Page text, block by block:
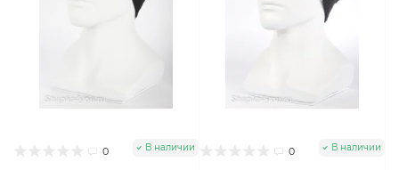
0 В наличии 0 В наличии